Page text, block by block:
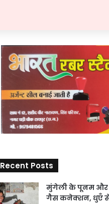
Recent Posts
मुंगेली के पूनम और
गैस कनेक्शन, धुएँ से